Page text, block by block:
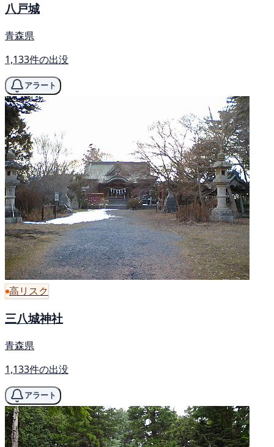
八戸城
青森県
1,133件の出没
アラート
高リスク
三八城神社
青森県
1,133件の出没
アラート